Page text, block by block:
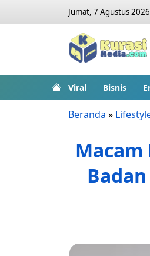
Jumat, 7 Agustus
Viral Bisnis
Beranda »